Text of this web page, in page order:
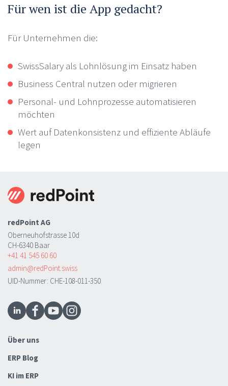
Für wen ist die App gedacht?
Für Unternehmen die:
SwissSalary als Lohnlösung im Einsatz haben
Business Central nutzen oder migrieren
Personal- und Lohnprozesse automatisieren
möchten
Wert auf Datenkonsistenz und effiziente Abläufe
legen
redPoint AG
Oberneuhofstrasse 10d
CH-6340 Baar
+41 41 545 60 60
admin@redPoint.swiss
UID-Nummer: CHE-108-011-350
Über uns
ERP Blog
KI im ERP